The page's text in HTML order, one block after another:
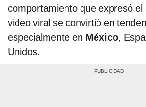
comportamiento que expresó el
video viral se convirtió en
especialmente en México,
Unidos.